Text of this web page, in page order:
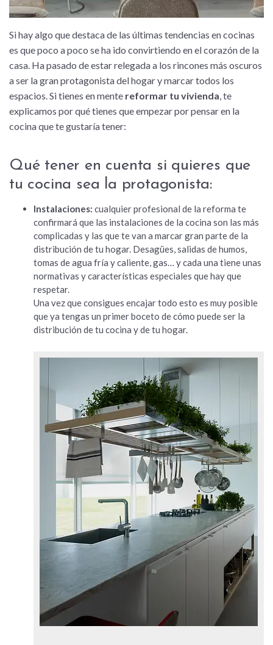
Si hay algo que destaca de las últimas tendencias en cocinas
es que poco a poco se ha ido convirtiendo en el corazón de la
casa. Ha pasado de estar relegada a los rincones más oscuros
a ser la gran protagonista del hogar y marcar todos los
espacios. Si tienes en mente reformar tu vivienda, te
explicamos por qué tienes que empezar por pensar en la
cocina que te gustaría tener:
Qué tener en cuenta si quieres que
tu cocina sea la protagonista:
Instalaciones: cualquier profesional de la reforma te
confirmará que las instalaciones de la cocina son las más
complicadas y las que te van a marcar gran parte de la
distribución de tu hogar. Desagües, salidas de humos,
tomas de agua fría y caliente, gas… y cada una tiene unas
normativas y características especiales que hay que
respetar.
Una vez que consigues encajar todo esto es muy posible
que ya tengas un primer boceto de cómo puede ser la
distribución de tu cocina y de tu hogar.